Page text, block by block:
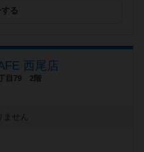
る
西尾店
目79 2階
せん